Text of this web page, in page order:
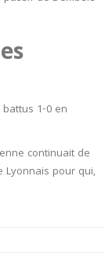
1-0 en
continuait de
Lyonnais pour qui,